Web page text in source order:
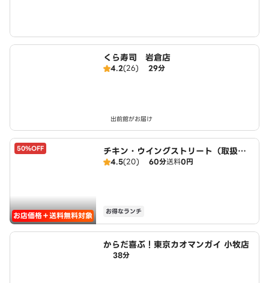
くら寿司 岩倉店
4.2(26) 29分
出前館がお届け
50%OFF
お店価格＋送料無料対象
チキン・ウイングストリート（取扱：
ピザハット北名古屋徳重店）
4.5(20) 60分送料0円
お得なランチ
からだ喜ぶ！東京カオマンガイ 小牧店
38分